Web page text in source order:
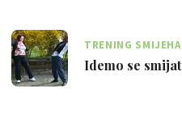
TRENING
TRENUTNO
Idemo se